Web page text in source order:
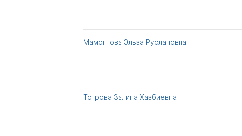
Мамонтова Эльза Руслановна
Тотрова Залина Хазбиевна